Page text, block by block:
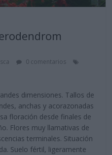
0 comentarios
dimensiones. Tallos de
anchas y acorazonadas
floración desde finales de
Flores muy llamativas de
terminales. Situación
Suelo fértil, ligeramente